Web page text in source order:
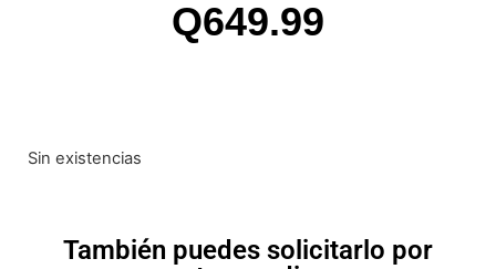
Q649.99
Sin existencias
También puedes solicitarlo por